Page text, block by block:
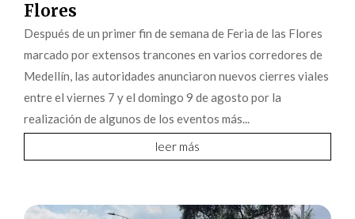
Flores
Después de un primer fin de semana de Feria de las Flores
marcado por extensos trancones en varios corredores de
Medellín, las autoridades anunciaron nuevos cierres viales
entre el viernes 7 y el domingo 9 de agosto por la
realización de algunos de los eventos más...
leer más